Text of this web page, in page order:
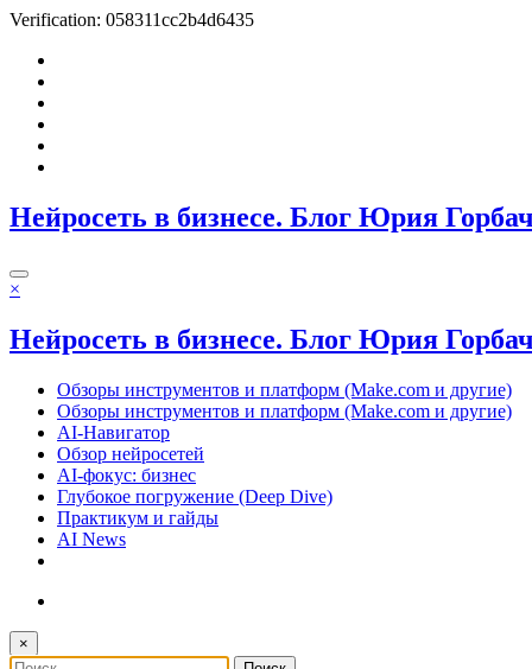
Verification: 058311cc2b4d6435
Перейти
содержимому
Нейросеть в бизнесе. Блог Юрия
×
Нейросеть в бизнесе. Блог Юрия
Обзоры инструментов и платформ (Make.com и другие)
Обзоры инструментов и платформ (Make.com и другие)
AI-Навигатор
Обзор нейросетей
AI-фокус: бизнес
Глубокое погружение (Deep Dive)
Практикум и гайды
AI News
×